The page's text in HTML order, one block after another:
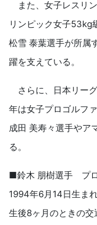
また、女子レスリ
リンピック女子53kg
松雪 泰葉選手が所属
躍を支えている。
さらに、日本リー
年は女子プロゴルフ
成田 美寿々選手やア
る。
■鈴木 朋樹選手 プ
1994年6月14日生ま
生後8ヶ月のときの